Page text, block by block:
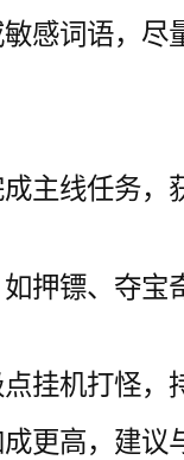
感词语，尽
主线任务，
押镖、夺宝
挂机打怪，
更高，建议